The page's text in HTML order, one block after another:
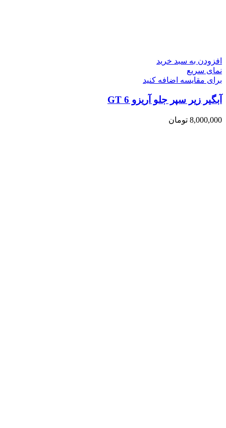
افزودن به سبد خرید
نمای سریع
برای مقایسه اضافه کنید
آبگیر زیر سپر جلو آریزو 6 GT
8,000,000 تومان